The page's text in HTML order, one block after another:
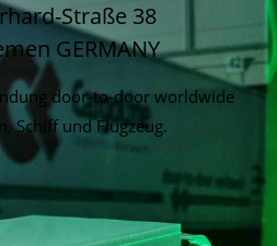
Straße 38
GERMANY
door-to-door worldwide
Schiff und Flugzeug.